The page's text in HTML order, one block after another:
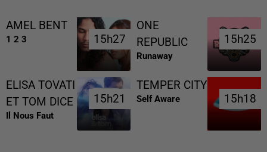
AMEL BENT
1 2 3 15h27
15h27
ONE
REPUBLIC
Runaway
15h25
15h25
ELISA TOVATI
ET TOM DICE
Il Nous Faut
15h21
15h21
TEMPER CITY
Self Aware 15h18
15h18